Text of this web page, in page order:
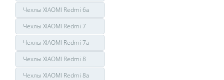
Чехлы XIAOMI Redmi 6a
Чехлы XIAOMI Redmi 7
Чехлы XIAOMI Redmi 7a
Чехлы XIAOMI Redmi 8
Чехлы XIAOMI Redmi 8a